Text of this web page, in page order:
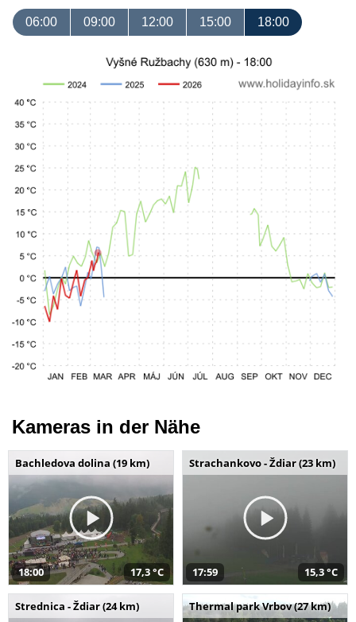
06:00 09:00 12:00 15:00 18:00
Kameras in der Nähe
Bachledova dolina (19 km)
18:00 17,3 °C
Strachankovo - Ždiar (23 km)
17:59 15,3 °C
Strednica - Ždiar (24 km) Thermal park Vrbov (27 km)